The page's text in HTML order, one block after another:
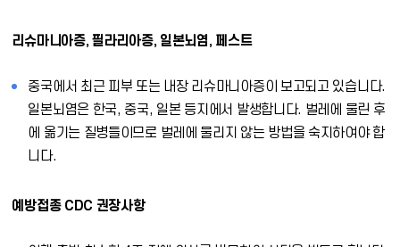
리슈마니아증, 필라리아증, 일본뇌염, 페스트
중국에서 최근 피부 또는 내장 리슈마니아증이 보고되고 있습니다.
일본뇌염은 한국, 중국, 일본 등지에서 발생합니다. 벌레에 물린 후
에 옮기는 질병들이므로 벌레에 물리지 않는 방법을 숙지하여야 합
니다.
예방접종 CDC 권장사항